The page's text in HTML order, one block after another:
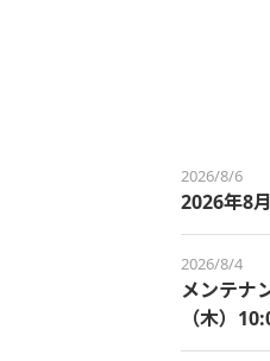
2026/8/6
2026年8
2026/8/4
メンテナ
（木）